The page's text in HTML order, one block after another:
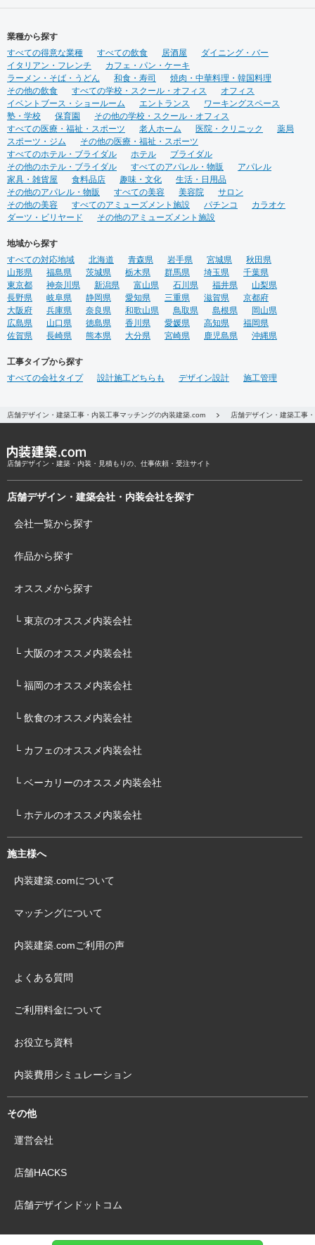
ト・マーケティング調査 ③資
金調達サポート ④美容業界専
門のデザイン提案 ⑤自社施工
⑥ブランディングのための販
促ツール ⑦お客様により沿っ
たアフターフォロー まずはご
相談やお話だけでも構いませ
ん。 お気軽にお問合せくださ
いませ！
業種から探す
すべての得意な業種
すべての飲食 居酒屋
ダイニング・バー
イタリアン・フレンチ
カフェ・パン・ケーキ
ラーメン・そば・うどん
和食・寿司
焼肉・中華料理・韓国料理
その他の飲食
すべての学校・スクール・オフィス
オフィス
イベントブース・ショールーム
エントランス
ワーキングスペース
塾・学校
保育園
その他の学校・スクール・オフィス
すべての医療・福祉・スポーツ
老人ホーム 医院・クリニック
薬局
スポーツ・ジム
その他の医療・福祉・スポーツ
すべてのホテル・ブライダル
ホテル
ブライダル
その他のホテル・ブライダル
すべてのアパレル・物販
アパレル
家具・雑貨屋
食料品店 趣味・文化
生活・日用品
その他のアパレル・物販
すべての美容 美容院
サロン
その他の美容
すべてのアミューズメント施設 パチンコ
カラオケ
ダーツ・ビリヤード
その他のアミューズメント施設
地域から探す
すべての対応地域
北海道 青森県 岩手県 宮城県
秋田県
山形県
福島県 茨城県 栃木県 群馬県 埼玉県
千葉県
東京都
神奈川県 新潟県 富山県 石川県 福井県
山梨県
長野県
岐阜県 静岡県 愛知県 三重県 滋賀県
京都府
大阪府
兵庫県 奈良県 和歌山県 鳥取県 島根県
岡山県
広島県
山口県 徳島県 香川県 愛媛県 高知県
福岡県
佐賀県
長崎県 熊本県 大分県 宮崎県 鹿児島県 沖縄県
工事タイプから探す
すべての会社タイプ
設計施工どちらも デザイン設計 施工管理
店舗デザイン・建築工事・内装工事マッチングの内装建築.com 店舗デザイン・建築工事
店舗デザイン・建築・内装・見積もりの、仕事依頼・受注サイト
店舗デザイン・建築会社・内装会社を探す
会社一覧から探す
作品から探す
オススメから探す
└ 東京のオススメ内装会社
└ 大阪のオススメ内装会社
└ 福岡のオススメ内装会社
└ 飲食のオススメ内装会社
└ カフェのオススメ内装会社
└ ベーカリーのオススメ内装会社
└ ホテルのオススメ内装会社
施主様へ
内装建築.comについて
マッチングについて
内装建築.comご利用の声
よくある質問
ご利用料金について
お役立ち資料
内装費用シミュレーション
その他
運営会社
店舗HACKS
店舗デザインドットコム